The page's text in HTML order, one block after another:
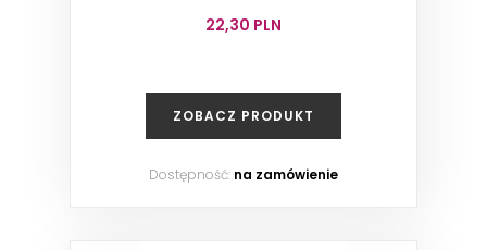
22,30 PLN
ZOBACZ PRODUKT
Dostępność: na zamówienie